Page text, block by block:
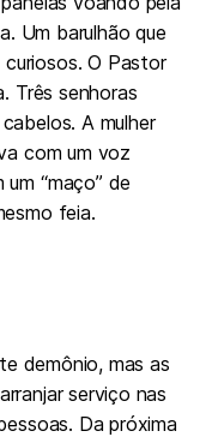
Um barulhão que
O Pastor
Três senhoras
A mulher
com um voz
“maço” de
feia.
demônio, mas as
serviço nas
Da próxima